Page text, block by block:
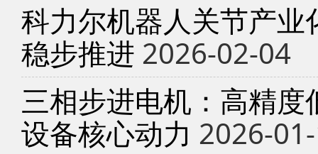
科力尔机器人关节产
稳步推进 2026-02-04
三相步进电机：高精
设备核心动力 2026-